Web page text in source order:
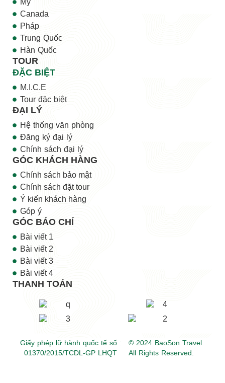
Mỹ
Canada
Pháp
Trung Quốc
Hàn Quốc
TOUR
ĐẶC BIỆT
M.I.C.E
Tour đặc biệt
ĐẠI LÝ
Hệ thống văn phòng
Đăng ký đại lý
Chính sách đại lý
GÓC KHÁCH HÀNG
Chính sách bảo mật
Chính sách đặt tour
Ý kiến khách hàng
Góp ý
GÓC BÁO CHÍ
Bài viết 1
Bài viết 2
Bài viết 3
Bài viết 4
THANH TOÁN
Giấy phép lữ hành quốc tế số :
01370/2015/TCDL-GP LHQT
© 2024 BaoSon Travel.
All Rights Reserved.